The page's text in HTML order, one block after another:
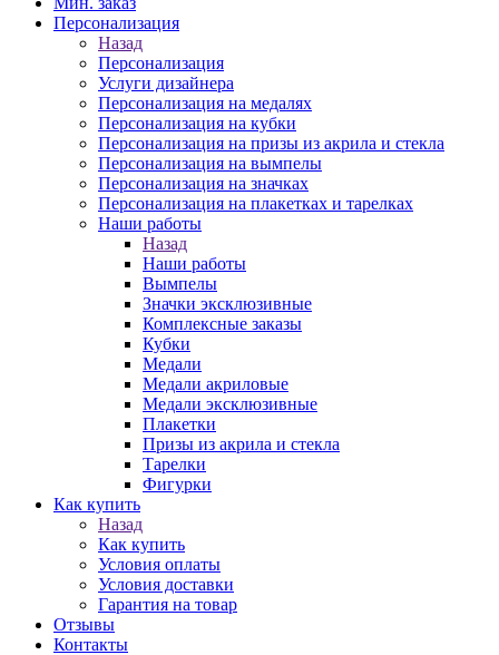
Персонализация
Назад
Персонализация
Услуги дизайнера
Персонализация на медалях
Персонализация на кубки
Персонализация на призы из акрила и стекла
Персонализация на вымпелы
Персонализация на значках
Персонализация на плакетках и тарелках
Наши работы
Назад
Наши работы
Вымпелы
Значки эксклюзивные
Комплексные заказы
Кубки
Медали
Медали акриловые
Медали эксклюзивные
Плакетки
Призы из акрила и стекла
Тарелки
Фигурки
Как купить
Назад
Как купить
Условия оплаты
Условия доставки
Гарантия на товар
Отзывы
Контакты